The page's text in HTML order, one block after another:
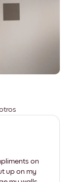
on
up on my